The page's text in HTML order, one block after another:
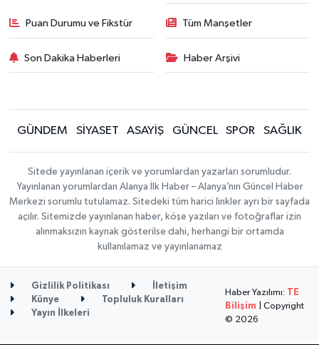
Puan Durumu ve Fikstür Tüm Manşetler
Son Dakika Haberleri Haber Arşivi
GÜNDEM SİYASET ASAYİŞ GÜNCEL SPOR SAĞLIK
Sitede yayınlanan içerik ve yorumlardan yazarları sorumludur.
Yayınlanan yorumlardan Alanya İlk Haber – Alanya’nın Güncel Haber
Merkezi sorumlu tutulamaz. Sitedeki tüm harici linkler ayrı bir sayfada
açılır. Sitemizde yayınlanan haber, köşe yazıları ve fotoğraflar izin
alınmaksızın kaynak gösterilse dahi, herhangi bir ortamda
kullanılamaz ve yayınlanamaz
Gizlilik Politikası
İletişim
Künye
Topluluk Kuralları
Yayın İlkeleri
Haber Yazılımı: TE
Bilişim | Copyright
© 2026